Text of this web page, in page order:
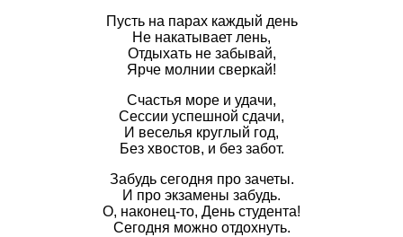
Пусть на парах каждый день
Не накатывает лень,
Отдыхать не забывай,
Ярче молнии сверкай!
Счастья море и удачи,
Сессии успешной сдачи,
И веселья круглый год,
Без хвостов, и без забот.
Забудь сегодня про зачеты.
И про экзамены забудь.
О, наконец-то, День студента!
Сегодня можно отдохнуть.